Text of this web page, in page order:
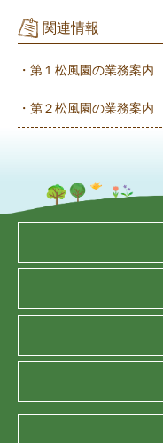
関連情報
・第１松風園の業務案内
・第２松風園の業務案内